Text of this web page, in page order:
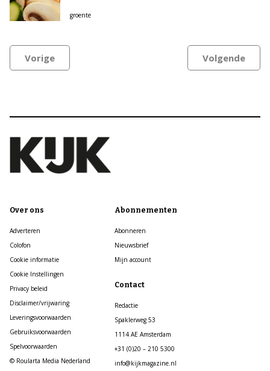
groente
Vorige Volgende
Over ons
Adverteren
Colofon
Cookie informatie
Cookie Instellingen
Privacy beleid
Disclaimer/vrijwaring
Leveringsvoorwaarden
Gebruiksvoorwaarden
Spelvoorwaarden
© Roularta Media Nederland
Abonnementen
Abonneren
Nieuwsbrief
Mijn account
Contact
Redactie
Spaklerweg 53
1114 AE Amsterdam
+31 (0)20 – 210 5300
info@kijkmagazine.nl